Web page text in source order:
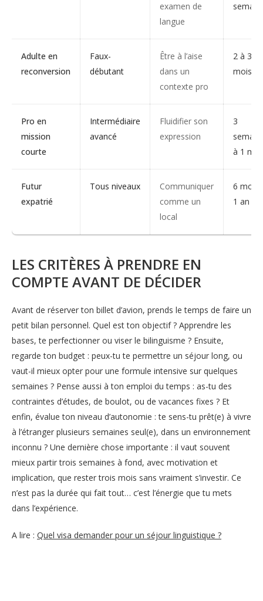
examen de
langue
Adulte en
reconversion
Faux-
débutant
Être à l’aise
dans un
contexte pro
2 à 3
mois
Pro en
mission
courte
Intermédiaire
avancé
Fluidifier son
expression
3
à 1
Futur
expatrié
Tous niveaux
Communiquer
comme un
local
6 mois
1 an
LES CRITÈRES À PRENDRE EN
COMPTE AVANT DE DÉCIDER
Avant de réserver ton billet d’avion, prends le temps de faire un
petit bilan personnel. Quel est ton objectif ? Apprendre les
bases, te perfectionner ou viser le bilinguisme ? Ensuite,
regarde ton budget : peux-tu te permettre un séjour long, ou
vaut-il mieux opter pour une formule intensive sur quelques
semaines ? Pense aussi à ton emploi du temps : as-tu des
contraintes d’études, de boulot, ou de vacances fixes ? Et
enfin, évalue ton niveau d’autonomie : te sens-tu prêt(e) à vivre
à l’étranger plusieurs semaines seul(e), dans un environnement
inconnu ? Une dernière chose importante : il vaut souvent
mieux partir trois semaines à fond, avec motivation et
implication, que rester trois mois sans vraiment s’investir. Ce
n’est pas la durée qui fait tout… c’est l’énergie que tu mets
dans l’expérience.
A lire : Quel visa demander pour un séjour linguistique ?